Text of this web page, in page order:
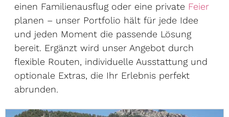
einen Familienausflug oder eine private Feier
planen – unser Portfolio hält für jede Idee
und jeden Moment die passende Lösung
bereit. Ergänzt wird unser Angebot durch
flexible Routen, individuelle Ausstattung und
optionale Extras, die Ihr Erlebnis perfekt
abrunden.